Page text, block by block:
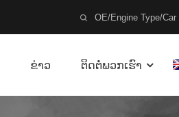
ຂ່າວ ຕິດຕໍ່ພວກເຮົາ